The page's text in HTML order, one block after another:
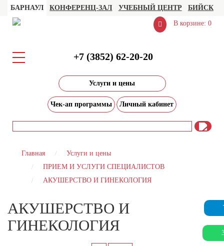
БАРНАУЛ КОНФЕРЕНЦ-ЗАЛ УЧЕБНЫЙ ЦЕНТР БИЙСК
В корзине: 0
+7 (3852) 62-20-20
Услуги и цены
Чек-ап программы Личный кабинет
Главная
Услуги и цены
ПРИЕМ И УСЛУГИ СПЕЦИАЛИСТОВ
АКУШЕРСТВО И ГИНЕКОЛОГИЯ
АКУШЕРСТВО И
ГИНЕКОЛОГИЯ